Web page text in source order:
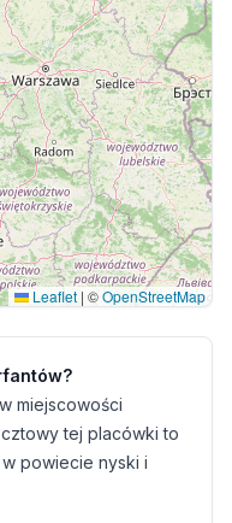
Leaflet | ©OpenStreetMap
miejscowości
tej placówki to
powiecie nyski i